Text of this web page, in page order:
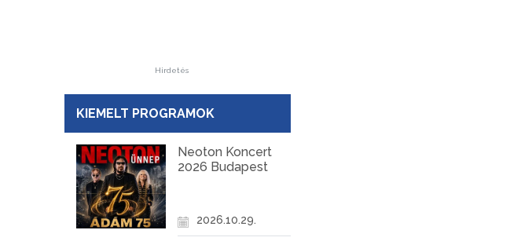
Hirdetés
KIEMELT PROGRAMOK
Neoton Koncert
2026 Budapest
2026.10.29.